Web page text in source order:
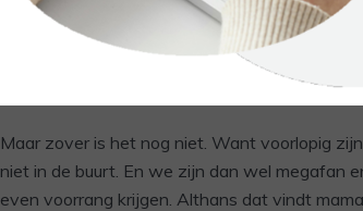
gemaakt. Want misschien kunnen ze het
wedstrijd van de Oranjeleeuwinnen gaan?
Maar zover is het nog niet. Want voorlopig
niet in de buurt. En we zijn dan wel megafan
even voorrang krijgen. Althans dat vindt